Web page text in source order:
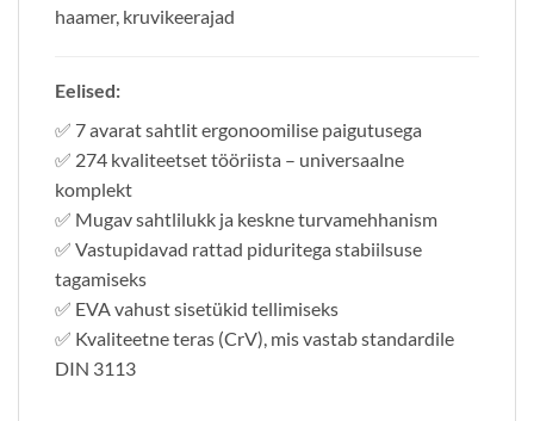
haamer, kruvikeerajad
Eelised:
✅ 7 avarat sahtlit ergonoomilise paigutusega
✅ 274 kvaliteetset tööriista – universaalne
komplekt
✅ Mugav sahtlilukk ja keskne turvamehhanism
✅ Vastupidavad rattad piduritega stabiilsuse
tagamiseks
✅ EVA vahust sisetükid tellimiseks
✅ Kvaliteetne teras (CrV), mis vastab standardile
DIN 3113